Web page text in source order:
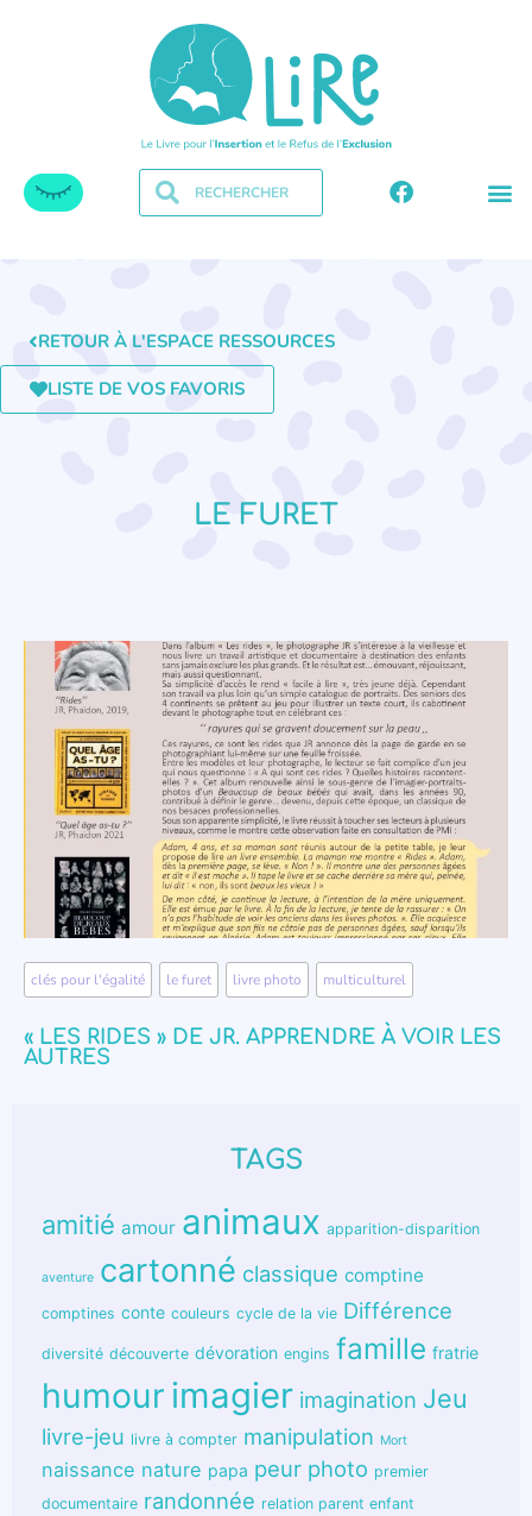
RETOUR À L'ESPACE RESSOURCES
LISTE DE VOS FAVORIS
LE FURET
clés pour l'égalité le furet livre photo multiculturel
« LES RIDES » DE JR. APPRENDRE À VOIR LES
AUTRES
TAGS
amitié amour animaux apparition-disparition
aventure cartonné classique comptine
comptines conte couleurs cycle de la vie Différence
diversité découverte dévoration engins famille fratrie
humour imagier imagination Jeu
livre-jeu livre à compter manipulation Mort
naissance nature papa peur photo premier
documentaire randonnée relation parent enfant